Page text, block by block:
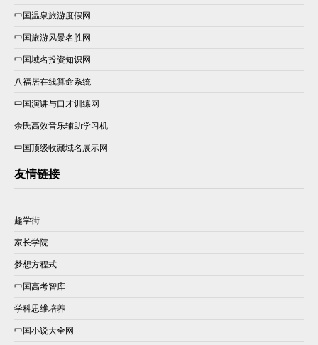
中国温泉旅游度假网
中国旅游风景名胜网
中国域名投资知识网
八福居在线算命系统
中国演讲与口才训练网
余氏高效音乐辅助学习机
中国顶级收藏域名展示网
友情链接
趣学街
家长学院
梦想方程式
中国高考智库
学科思维培养
中国小说大全网